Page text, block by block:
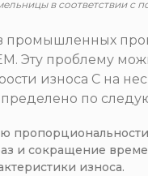
в соответствии с
промышленных
Эту проблему
износа C на
по
и сокращение
износа.